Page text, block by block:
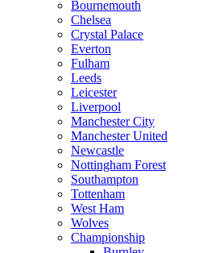
Bournemouth
Chelsea
Crystal Palace
Everton
Fulham
Leeds
Leicester
Liverpool
Manchester City
Manchester United
Newcastle
Nottingham Forest
Southampton
Tottenham
West Ham
Wolves
Championship